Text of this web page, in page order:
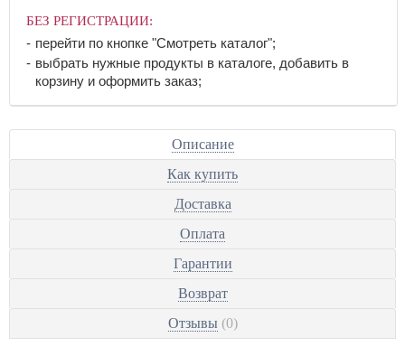
БЕЗ РЕГИСТРАЦИИ:
перейти по кнопке "Смотреть каталог";
выбрать нужные продукты в каталоге, добавить в
корзину и оформить заказ;
Описание
Как купить
Доставка
Оплата
Гарантии
Возврат
Отзывы (0)